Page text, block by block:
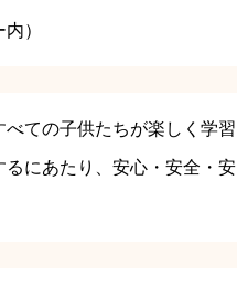
）
ての子供たちが楽しく学習
にあたり、安心・安全・安